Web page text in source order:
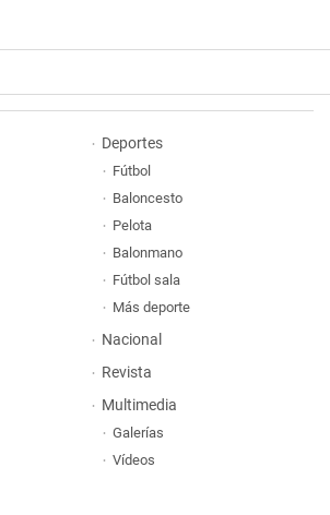
Deportes
Fútbol
Baloncesto
Pelota
Balonmano
Fútbol sala
Más deporte
Nacional
Revista
Multimedia
Galerías
Vídeos